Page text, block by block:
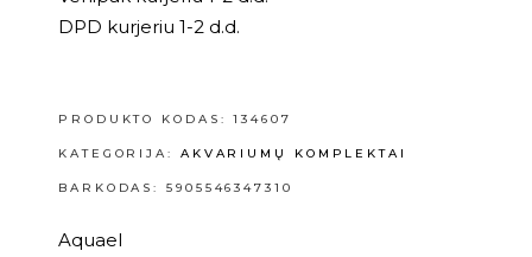
DPD kurjeriu 1-2 d.d.
PRODUKTO KODAS:134607
KATEGORIJA: AKVARIUMŲ KOMPLEKTAI
BARKODAS: 5905546347310
Aquael